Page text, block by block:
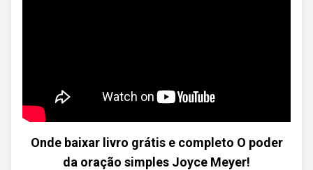
Onde baixar livro grátis e completo O poder
da oração simples Joyce Meyer!